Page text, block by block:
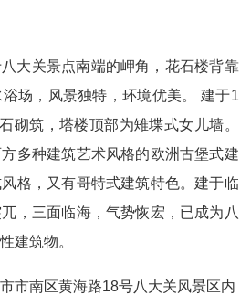
大关景点南端的岬角，花石楼背靠
场，风景独特，环境优美。 建于1
砌筑，塔楼顶部为雉堞式女儿墙。
多种建筑艺术风格的欧洲古堡式建
格，又有哥特式建筑特色。建于临
，三面临海，气势恢宏，已成为八
建筑物。
市南区黄海路18号八大关风景区内